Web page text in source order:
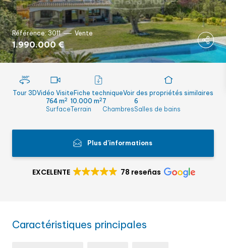
Référence: 3011 Vente
1.990.000 €
Tour 3DVidéo Visite Fiche techniqueVoir des propriétés similaires
764 m2
Surface
10.000 m2
Terrain
7
Chambres
6
Salles de bains
Plus d'informations
EXCELENTE 78 reseñas
Caractéristiques principales